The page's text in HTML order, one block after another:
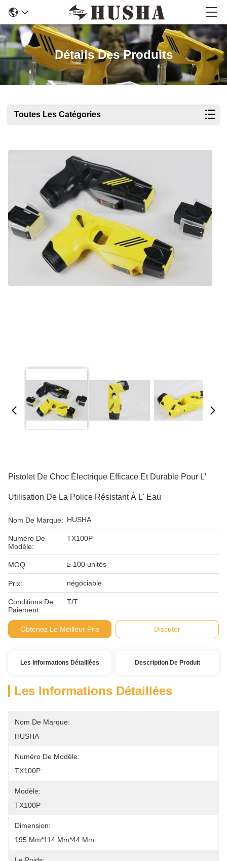
Détails Des Produits
Toutes Les Catégories
Pistolet De Choc Électrique Efficace Et Durable Pour L'
Utilisation De La Police Résistant À L' Eau
Nom De Marque: HUSHA
Numéro De
Modèle:
TX100P
MOQ: ≥ 100 unités
Prix: négociable
Conditions De
Paiement:
T/T
Obtenez Le Meilleur Prix Discuter
Les Informations Détaillées Description De Produit
Les Informations Détaillées
Nom De Marque:
HUSHA
Numéro De Modèle:
TX100P
Modèle:
TX100P
Dimension:
195 Mm*114 Mm*44 Mm